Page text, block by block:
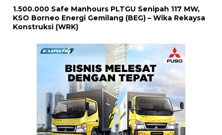
1.500.000 Safe Manhours PLTGU Senipah 117 MW,
KSO Borneo Energi Gemilang (BEG) – Wika Rekaysa
Konstruksi (WRK)